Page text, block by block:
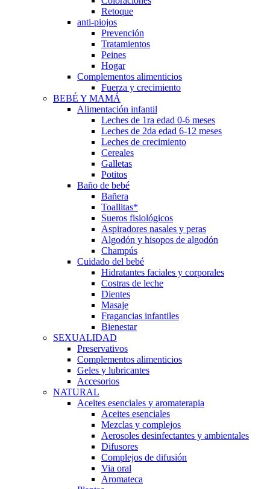
Retoque
anti-piojos
Prevención
Tratamientos
Peines
Hogar
Complementos alimenticios
Fuerza y crecimiento
BEBÉ Y MAMÁ
Alimentación infantil
Leches de 1ra edad 0-6 meses
Leches de 2da edad 6-12 meses
Leches de crecimiento
Cereales
Galletas
Potitos
Baño de bebé
Bañera
Toallitas*
Sueros fisiológicos
Aspiradores nasales y peras
Algodón y hisopos de algodón
Champús
Cuidado del bebé
Hidratantes faciales y corporales
Costras de leche
Dientes
Masaje
Fragancias infantiles
Bienestar
SEXUALIDAD
Preservativos
Complementos alimenticios
Geles y lubricantes
Accesorios
NATURAL
Aceites esenciales y aromaterapia
Aceites esenciales
Mezclas y complejos
Aerosoles desinfectantes y ambientales
Difusores
Complejos de difusión
Via oral
Aromateca